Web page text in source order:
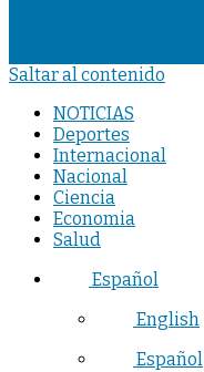
Saltar al contenido
NOTICIAS
Deportes
Internacional
Nacional
Ciencia
Economia
Salud
Español
English
Español